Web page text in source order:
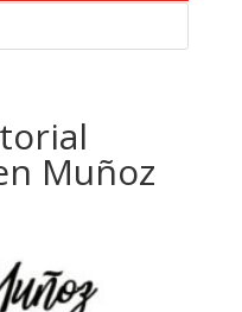
Muñoz